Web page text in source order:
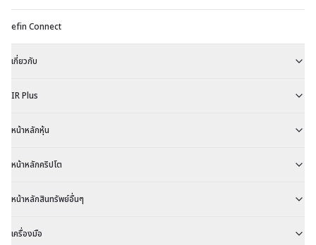
efin Connect
เกี่ยวกับ
IR Plus
หน้าหลักหุ้น
หน้าหลักคริปโต
หน้าหลักสินทรัพย์อื่นๆ
เครื่องมือ